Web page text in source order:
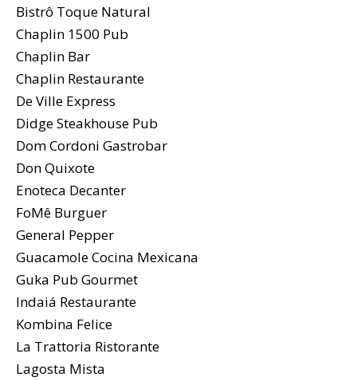
Bistrô Toque Natural
Chaplin 1500 Pub
Chaplin Bar
Chaplin Restaurante
De Ville Express
Didge Steakhouse Pub
Dom Cordoni Gastrobar
Don Quixote
Enoteca Decanter
FoMê Burguer
General Pepper
Guacamole Cocina Mexicana
Guka Pub Gourmet
Indaiá Restaurante
Kombina Felice
La Trattoria Ristorante
Lagosta Mista